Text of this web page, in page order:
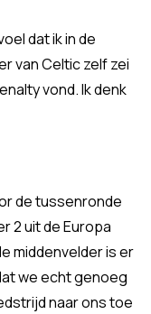
dat ik in de
van Celtic zelf zei
vond. Ik denk
de tussenronde
2 uit de Europa
middenvelder is er
we echt genoeg
naar ons toe